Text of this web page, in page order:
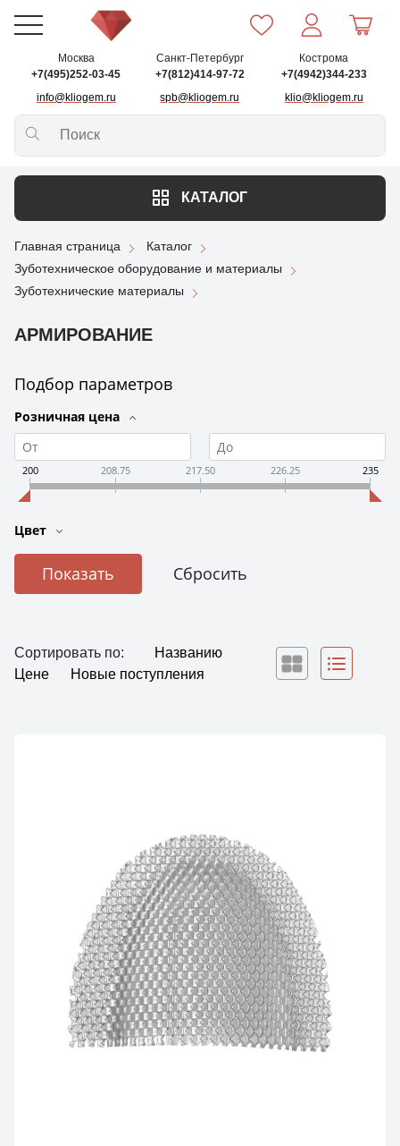
Москва
+7(495)252-03-45
info@kliogem.ru
Санкт-Петербург
+7(812)414-97-72
spb@kliogem.ru
Кострома
+7(4942)344-233
klio@kliogem.ru
КАТАЛОГ
Главная страница
Каталог
Зуботехническое оборудование и материалы
Зуботехнические материалы
АРМИРОВАНИЕ
Подбор параметров
Розничная цена
200 208.75 217.50 226.25 235
Цвет
Сортировать по:
Названию
Цене
Новые поступления